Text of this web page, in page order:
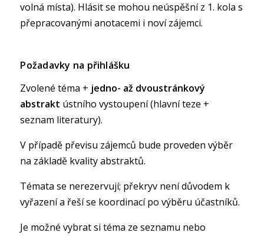
volná místa). Hlásit se mohou neúspěšní z 1. kola s
přepracovanými anotacemi i noví zájemci.
Požadavky na přihlášku
Zvolené téma + jedno- až dvoustránkový
abstrakt ústního vystoupení (hlavní teze +
seznam literatury).
V případě převisu zájemců bude proveden výběr
na základě kvality abstraktů.
Témata se nerezervují; překryv není důvodem k
vyřazení a řeší se koordinací po výběru účastníků.
Je možné vybrat si téma ze seznamu nebo